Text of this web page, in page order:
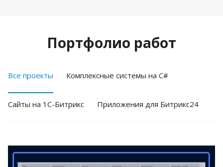
Портфолио работ
Все проекты Комплексные системы на C#
Cайты на 1С-Битрикс Приложения для Битрикс24